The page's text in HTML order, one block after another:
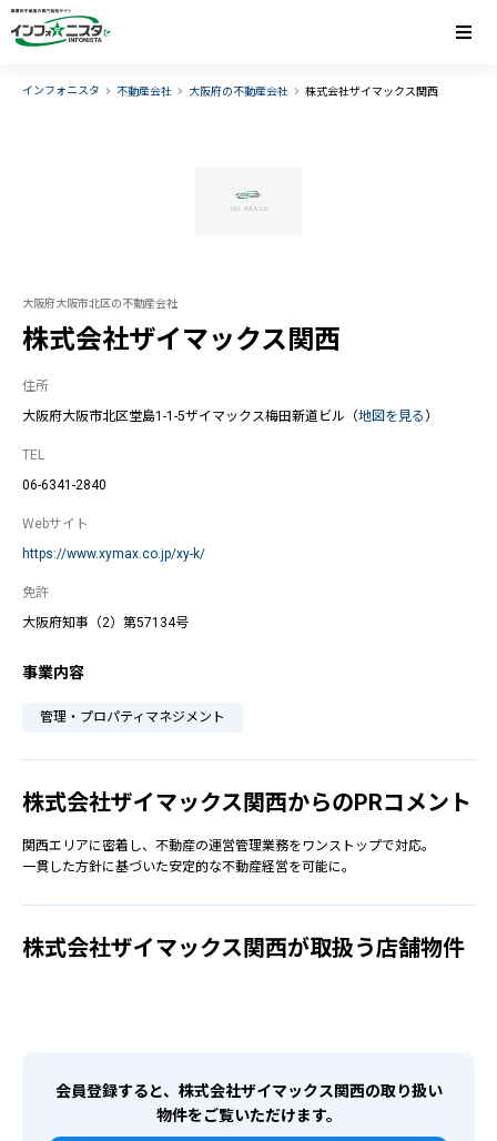
インフォニスタ 不動産会社 大阪府の不動産会社 株式会社ザイマックス関西
大阪府大阪市北区の不動産会社
株式会社ザイマックス関西
住所
大阪府大阪市北区堂島1-1-5ザイマックス梅田新道ビル（地図を見る ）
TEL
06-6341-2840
Webサイト
https://www.xymax.co.jp/xy-k/
免許
大阪府知事（2）第57134号
事業内容
管理・プロパティマネジメント
株式会社ザイマックス関西からのPRコメント
関西エリアに密着し、不動産の運営管理業務をワンストップで対応。
一貫した方針に基づいた安定的な不動産経営を可能に。
株式会社ザイマックス関西が取扱う店舗物件
会員登録すると、株式会社ザイマックス関西の取り扱い
物件をご覧いただけます。